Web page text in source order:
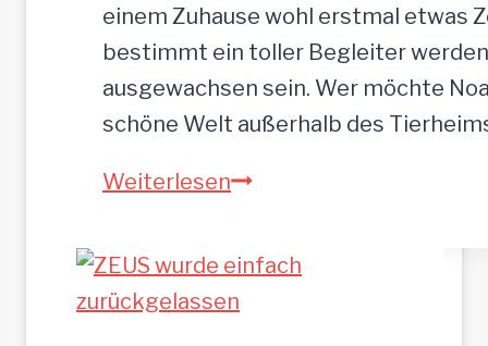
n
b
r
o
p
a
t
einem Zuhause wohl erstmal etwas
bestimmt ein toller Begleiter
ausgewachsen sein. Wer möchte
schöne Welt außerhalb des
WeiterlesenN
A